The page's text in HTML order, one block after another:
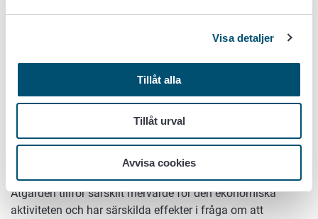
Visa detaljer
Tillåt alla
Tillåt urval
Avvisa cookies
4. Åtgärdens ekonomiska potential(25 %)
Åtgärden tillför ett betydande mervärde för den
ekonomiska aktiviteten och åtgärden har betydande
effekter i fråga om att förbättra företagens förutsättningar
för affärsverksamhet, förbättra konkurrenskraften,
produktiviteten, kontinuiteten i företagsverksamheten samt
på lång sikt (till exempel genom digitalisering): 4 =
Åtgärden tillför särskilt mervärde för den ekonomiska
aktiviteten och har särskilda effekter i fråga om att